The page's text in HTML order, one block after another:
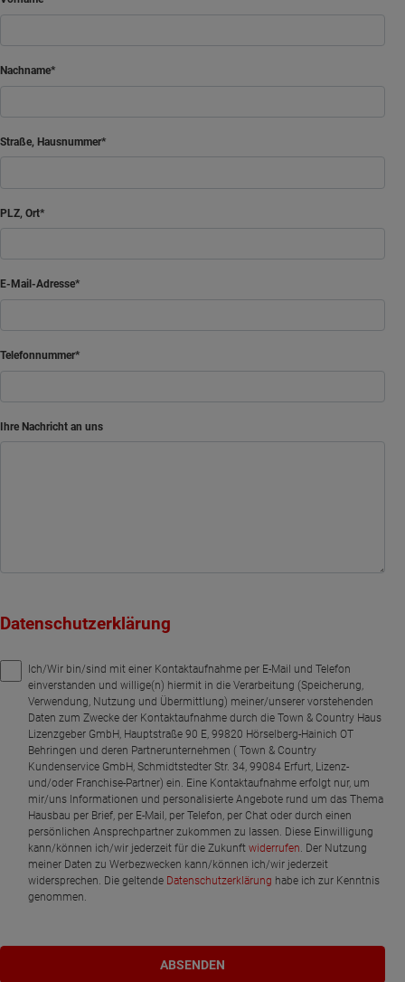
Nachname
Straße, Hausnummer
PLZ, Ort
E-Mail-Adresse
Telefonnummer
Ihre Nachricht an uns
Datenschutzerklärung
Ich/Wir bin/sind mit einer Kontaktaufnahme per E-Mail und Telefon
einverstanden und willige(n) hiermit in die Verarbeitung (Speicherung,
Verwendung, Nutzung und Übermittlung) meiner/unserer vorstehenden
Daten zum Zwecke der Kontaktaufnahme durch die Town & Country Haus
Lizenzgeber GmbH, Hauptstraße 90 E, 99820 Hörselberg-Hainich OT
Behringen und deren Partnerunternehmen ( Town & Country
Kundenservice GmbH, Schmidtstedter Str. 34, 99084 Erfurt, Lizenz-
und/oder Franchise-Partner) ein. Eine Kontaktaufnahme erfolgt nur, um
mir/uns Informationen und personalisierte Angebote rund um das Thema
Hausbau per Brief, per E-Mail, per Telefon, per Chat oder durch einen
persönlichen Ansprechpartner zukommen zu lassen. Diese Einwilligung
kann/können ich/wir jederzeit für die Zukunftwiderrufen . Der Nutzung
meiner Daten zu Werbezwecken kann/können ich/wir jederzeit
widersprechen. Die geltende Datenschutzerklärung habe ich zur Kenntnis
genommen.